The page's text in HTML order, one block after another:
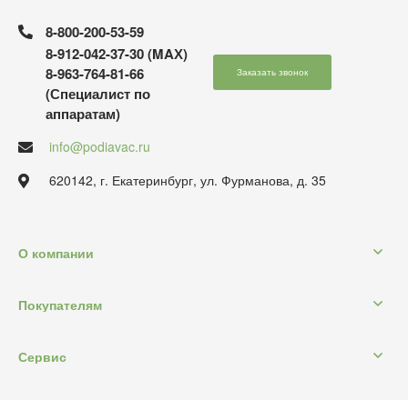
8-800-200-53-59
8-912-042-37-30 (MAХ)
8-963-764-81-66
(Специалист по
аппаратам)
Заказать звонок
info@podiavac.ru
620142, г. Екатеринбург, ул. Фурманова, д. 35
О компании
Покупателям
Сервис